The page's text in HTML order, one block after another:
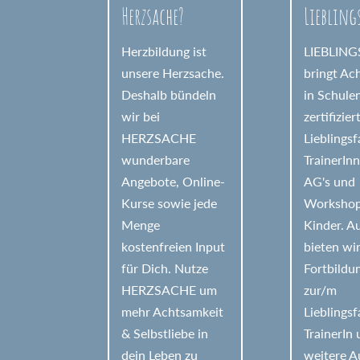
Herzsache?
Herzbildung ist
unsere Herzsache.
Deshalb bündeln
wir bei
HERZSACHE
wunderbare
Angebote, Online-
Kurse sowie jede
Menge
kostenfreien Input
für Dich. Nutze
HERZSACHE um
mehr Achtsamkeit
& Selbstliebe in
dein Leben zu
bringt
in
AG's und
Kinder.
bieten wir
zur/m
TrainerIn
weitere